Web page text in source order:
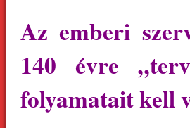
Az emberi
140 évre
folyamatait kell